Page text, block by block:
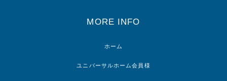
MORE INFO
ホーム
ユニバーサルホーム会員様